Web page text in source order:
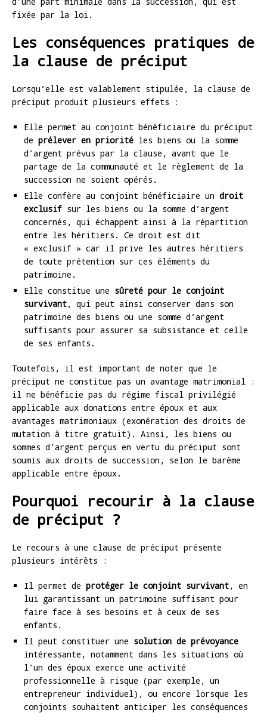
fixée par la loi.
Les conséquences pratiques de
la clause de préciput
Lorsqu’elle est valablement stipulée, la clause de
préciput produit plusieurs effets :
Elle permet au conjoint bénéficiaire du préciput
de prélever en priorité les biens ou la somme
d’argent prévus par la clause, avant que le
partage de la communauté et le règlement de la
succession ne soient opérés.
Elle confère au conjoint bénéficiaire un droit
exclusif sur les biens ou la somme d’argent
concernés, qui échappent ainsi à la répartition
entre les héritiers. Ce droit est dit
« exclusif » car il prive les autres héritiers
de toute prétention sur ces éléments du
patrimoine.
Elle constitue une sûreté pour le conjoint
survivant, qui peut ainsi conserver dans son
patrimoine des biens ou une somme d’argent
suffisants pour assurer sa subsistance et celle
de ses enfants.
Toutefois, il est important de noter que le
préciput ne constitue pas un avantage matrimonial :
il ne bénéficie pas du régime fiscal privilégié
applicable aux donations entre époux et aux
avantages matrimoniaux (exonération des droits de
mutation à titre gratuit). Ainsi, les biens ou
sommes d’argent perçus en vertu du préciput sont
soumis aux droits de succession, selon le barème
applicable entre époux.
Pourquoi recourir à la clause
de préciput ?
Le recours à une clause de préciput présente
plusieurs intérêts :
Il permet de protéger le conjoint survivant, en
lui garantissant un patrimoine suffisant pour
faire face à ses besoins et à ceux de ses
enfants.
Il peut constituer une solution de prévoyance
intéressante, notamment dans les situations où
l’un des époux exerce une activité
professionnelle à risque (par exemple, un
entrepreneur individuel), ou encore lorsque les
conjoints souhaitent anticiper les conséquences